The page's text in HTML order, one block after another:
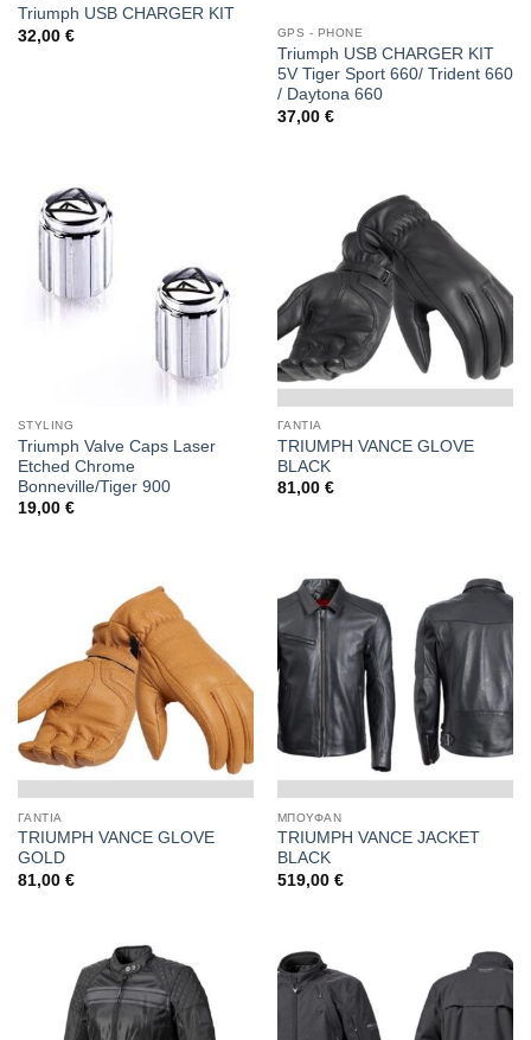
Triumph USB CHARGER KIT
32,00 € GPS - PHONE
Triumph USB CHARGER KIT
5V Tiger Sport 660/ Trident 660
/ Daytona 660
37,00 €
STYLING
Triumph Valve Caps Laser
Etched Chrome
Bonneville/Tiger 900
19,00 €
ΓΑΝΤΙΑ
TRIUMPH VANCE GLOVE
BLACK
81,00 €
ΓΑΝΤΙΑ
TRIUMPH VANCE GLOVE
GOLD
81,00 €
ΜΠΟΥΦΑΝ
TRIUMPH VANCE JACKET
BLACK
519,00 €